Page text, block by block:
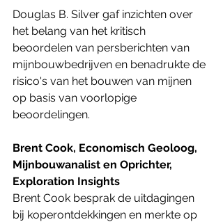
Douglas B. Silver gaf inzichten over
het belang van het kritisch
beoordelen van persberichten van
mijnbouwbedrijven en benadrukte de
risico's van het bouwen van mijnen
op basis van voorlopige
beoordelingen.
Brent Cook, Economisch Geoloog,
Mijnbouwanalist en Oprichter,
Exploration Insights
Brent Cook besprak de uitdagingen
bij koperontdekkingen en merkte op